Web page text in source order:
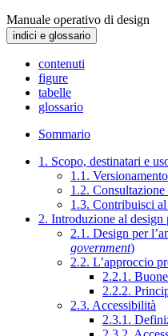
Manuale operativo di design
indici e glossario
contenuti
figure
tabelle
glossario
Sommario
1. Scopo, destinatari e
1.1.
1.2. Consultazione
1.3. Contribuisci
2. Introduzione al
2.1. Design per
government)
2.2. L’approccio
2.2.1.
2.2.2.
2.3. Accessibilità
2.3.1.